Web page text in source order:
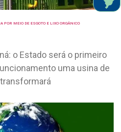
POR MEIO DE ESGOTO E LIXO ORGÂNICO
o Estado será o primeiro
uma usina de